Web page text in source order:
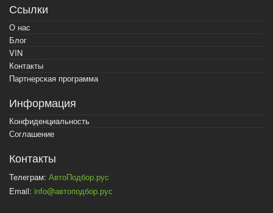
Ссылки
О нас
Блог
VIN
Контакты
Партнерская программа
Информация
Конфиденциальность
Соглашение
Контакты
Телеграм: АвтоПодбор.рус
Email: info@автоподбор.рус